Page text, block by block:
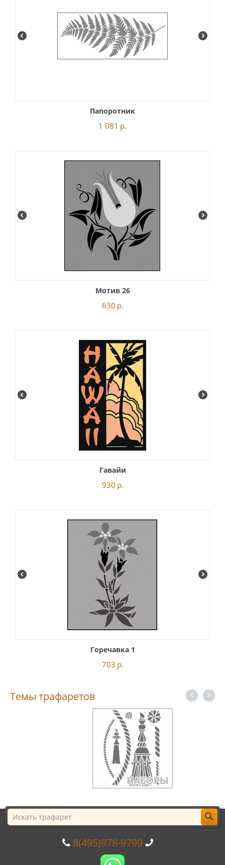
Папоротник
1 081 р.
Мотив 26
630 р.
Гавайи
930 р.
Горечавка 1
703 р.
Темы трафаретов
8(495)978-9799